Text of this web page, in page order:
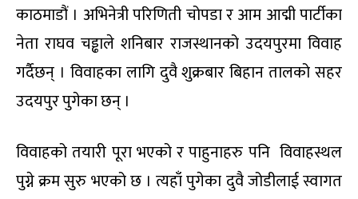
काठमाडौं । अभिनेत्री परिणिती चोपडा र आम आद्मी पार्टीका
नेता राघव चड्ढाले शनिबार राजस्थानको उदयपुरमा विवाह
गर्दैछन् । विवाहका लागि दुवै शुक्रबार बिहान तालको सहर
उदयपुर पुगेका छन् ।
विवाहको तयारी पूरा भएको र पाहुनाहरु पनि विवाहस्थल
पुग्ने क्रम सुरु भएको छ । त्यहाँ पुगेका दुवै जोडीलाई स्वागत